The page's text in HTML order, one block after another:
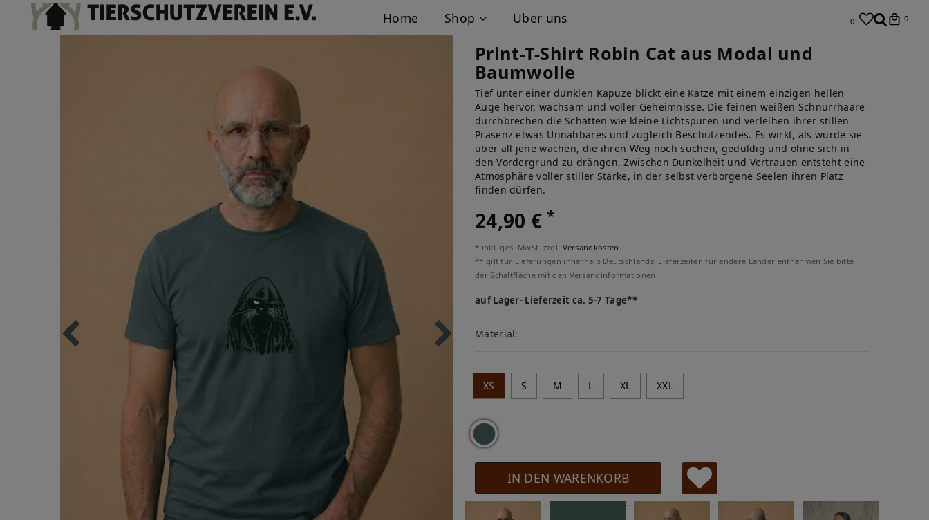
Home Shop Über uns 0 0
Print-T-Shirt Robin Cat aus Modal und
Baumwolle
Tief unter einer dunklen Kapuze blickt eine Katze mit einem einzigen hellen
Auge hervor, wachsam und voller Geheimnisse. Die feinen weißen Schnurrhaare
durchbrechen die Schatten wie kleine Lichtspuren und verleihen ihrer stillen
Präsenz etwas Unnahbares und zugleich Beschützendes. Es wirkt, als würde sie
über all jene wachen, die ihren Weg noch suchen, geduldig und ohne sich in
den Vordergrund zu drängen. Zwischen Dunkelheit und Vertrauen entsteht eine
Atmosphäre voller stiller Stärke, in der selbst verborgene Seelen ihren Platz
finden dürfen.
24,90 €*
* inkl. ges. MwSt. zzgl. Versandkosten
** gilt für Lieferungen innerhalb Deutschlands, Lieferzeiten für andere Länder entnehmen Sie bitte
der Schaltfläche mit den Versandinformationen.
auf Lager- Lieferzeit ca. 5-7 Tage**
Material:
XS S M L XL XXL
IN DEN WARENKORB
W